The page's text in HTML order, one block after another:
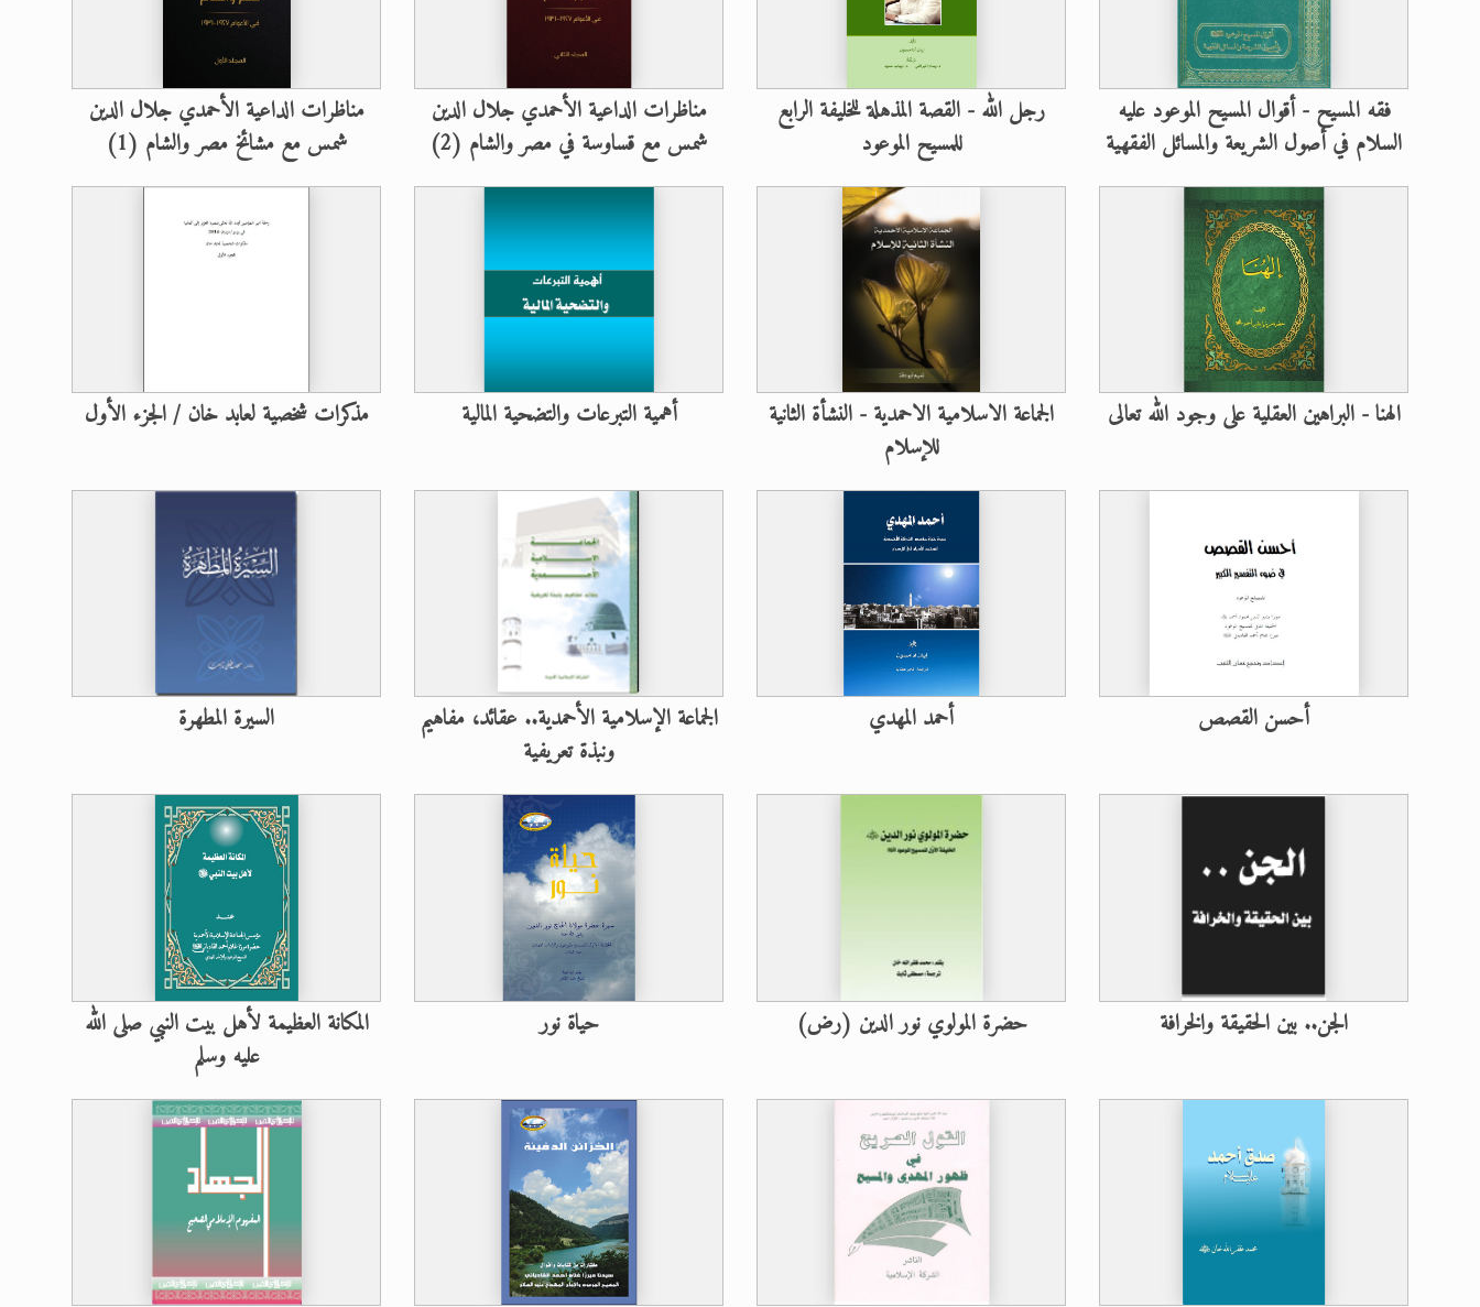
فقه المسيح - أقوال المسيح الموعود عليه
السلام في أصول الشريعة والمسائل الفقهية
رجل الله - القصة المذهلة للخليفة الرابع
للمسيح الموعود
مناظرات الداعية الأحمدي جلال الدين
شمس مع قساوسة في مصر والشام (2)
مناظرات الداعية الأحمدي جلال الدين
شمس مع مشائخ مصر والشام (1)
الهنا - البراهين العقلية على وجود الله تعالى
الجماعة الاسلامية الاحمدية - النشأة الثانية
للإسلام
أهمية التبرعات والتضحية المالية مذكرات شخصية لعابد خان / الجزء الأول
أحسن القصص أحمد المهدي
الجماعة الإسلامية الأحمدية.. عقائد، مفاهيم
ونبذة تعريفية
السيرة المطهرة
الجن.. بين الحقيقة والخرافة حضرة المولوي نور الدين (رض) حياة نور
المكانة العظيمة لأهل بيت النبي صلى الله
عليه وسلم